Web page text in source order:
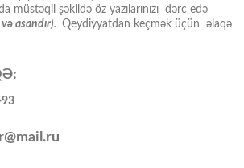
müstəqil şəkildə öz yazılarınızı dərc edə
asandır). Qeydiyyatdan keçmək üçün əlaqə
93